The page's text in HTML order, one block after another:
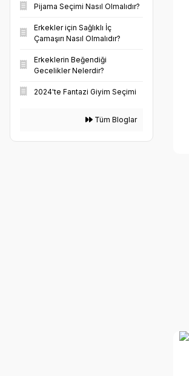
Pijama Seçimi Nasıl Olmalıdır?
Erkekler için Sağlıklı İç
Çamaşırı Nasıl Olmalıdır?
Erkeklerin Beğendiği
Gecelikler Nelerdir?
2024'te Fantazi Giyim Seçimi
Tüm Bloglar